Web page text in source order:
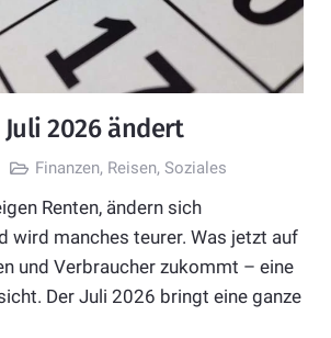
2026 ändert
Finanzen, Reisen,Soziales
Renten, ändern sich
wird manches teurer. Was jetzt auf
und Verbraucher zukommt – eine
Der Juli 2026 bringt eine ganze